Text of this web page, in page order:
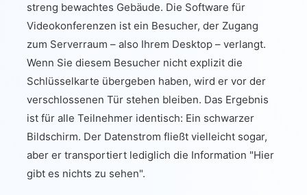
streng bewachtes Gebäude. Die Software für
Videokonferenzen ist ein Besucher, der Zugang
zum Serverraum – also Ihrem Desktop – verlangt.
Wenn Sie diesem Besucher nicht explizit die
Schlüsselkarte übergeben haben, wird er vor der
verschlossenen Tür stehen bleiben. Das Ergebnis
ist für alle Teilnehmer identisch: Ein schwarzer
Bildschirm. Der Datenstrom fließt vielleicht sogar,
aber er transportiert lediglich die Information "Hier
gibt es nichts zu sehen".